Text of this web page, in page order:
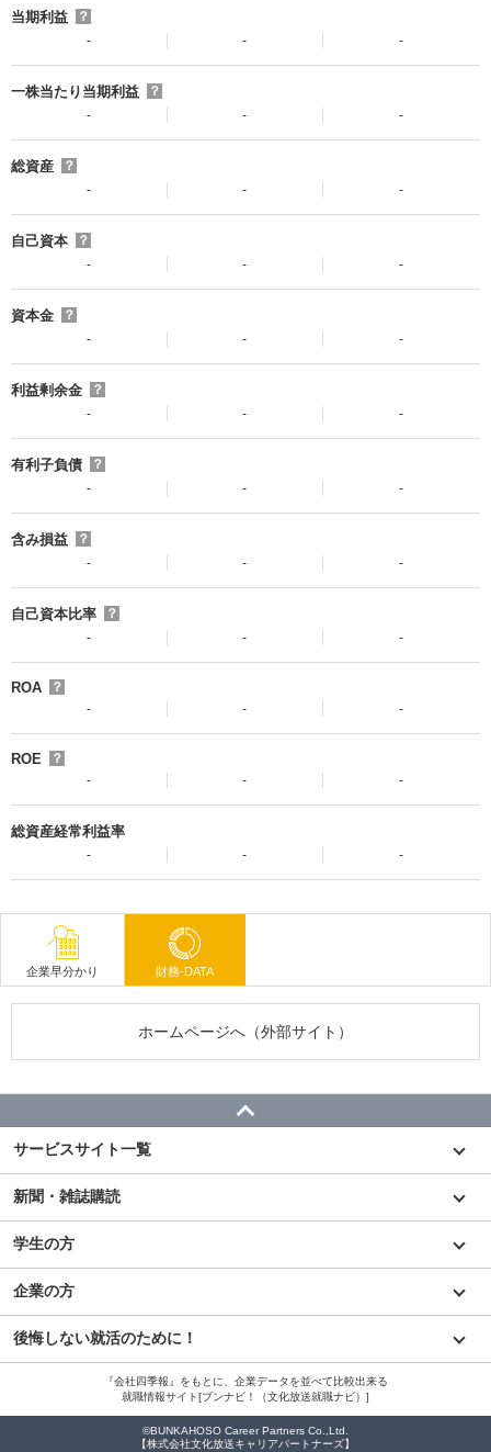
当期利益
？
-
- -
一株当たり当期利益
？
-
- -
総資産
？
-
- -
自己資本
？
-
- -
資本金
？
-
- -
利益剰余金
？
-
- -
有利子負債
？
-
- -
含み損益
？
-
- -
自己資本比率
？
-
- -
ROA
？
-
- -
ROE
？
-
- -
総資産経常利益率
- - -
企業早分かり 財務-DATA
ホームページへ（外部サイト）
サービスサイト一覧
新聞・雑誌購読
学生の方
企業の方
後悔しない就活のために！
『会社四季報』をもとに、企業データを並べて比較出来る
就職情報サイト[ブンナビ！（文化放送就職ナビ）]
©BUNKAHOSO Career Partners Co.,Ltd.
【株式会社文化放送キャリアパートナーズ】